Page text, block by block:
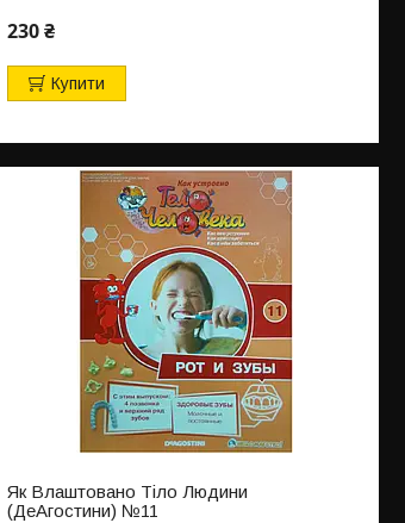
230 ₴
Купити
Як Влаштовано Тіло Людини
(ДеАгостини) №11